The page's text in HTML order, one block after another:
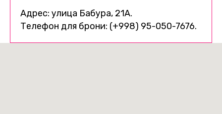
Адрес: улица Бабура, 21А.
Телефон для брони: (+998) 95-050-7676.